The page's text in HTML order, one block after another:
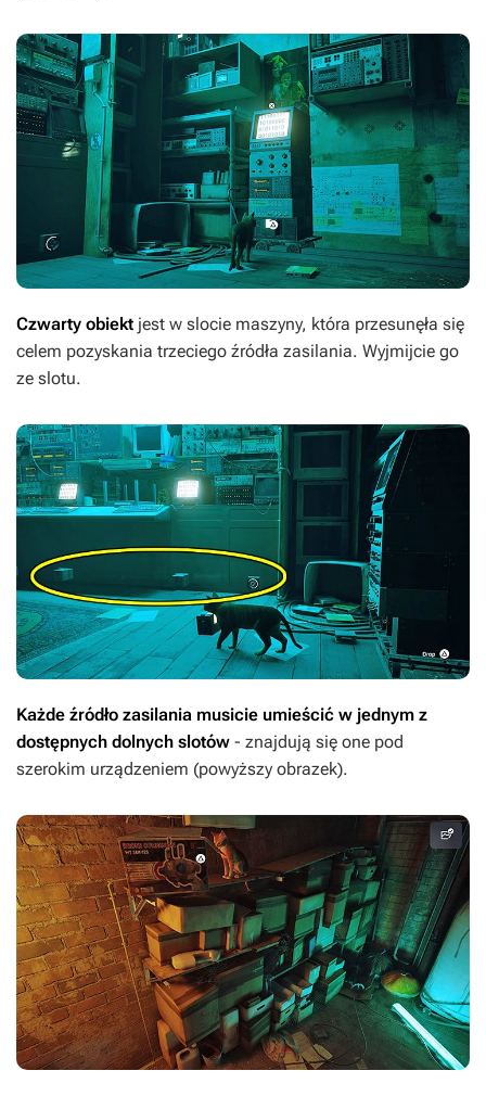
Czwarty obiekt jest w slocie maszyny, która przesunęła się
celem pozyskania trzeciego źródła zasilania. Wyjmijcie go
ze slotu.
Każde źródło zasilania musicie umieścić w jednym z
dostępnych dolnych slotów - znajdują się one pod
szerokim urządzeniem (powyższy obrazek).